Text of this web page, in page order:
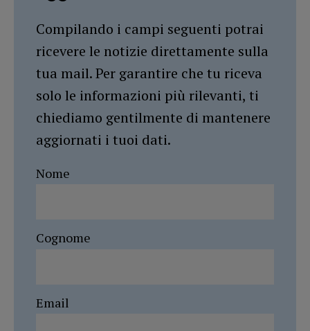
Compilando i campi seguenti potrai
ricevere le notizie direttamente sulla
tua mail. Per garantire che tu riceva
solo le informazioni più rilevanti, ti
chiediamo gentilmente di mantenere
aggiornati i tuoi dati.
Nome
Cognome
Email